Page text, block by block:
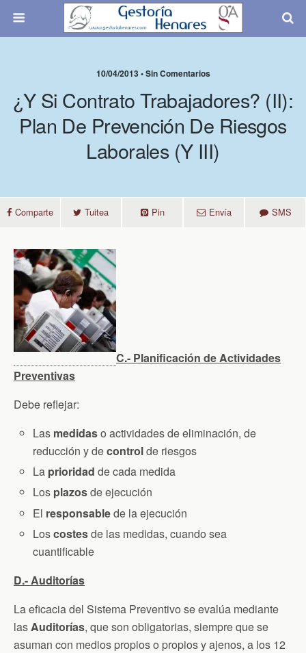
10/04/2013 • Sin Comentarios
¿Y Si Contrato Trabajadores? (II):
Plan De Prevención De Riesgos
Laborales (y III)
Comparte Tuitea Pin Envía SMS
C.- Planificación de Actividades
Preventivas
Debe reflejar:
Las medidaso actividades de eliminación, de
reducción y decontrolde riesgos
La prioridad de cada medida
Los plazosde ejecución
El responsablede la ejecución
Loscostesde las medidas, cuando sea
cuantificable
D.- Auditorías
La eficacia del Sistema Preventivo se evalúa mediante
lasAuditorías, que son obligatorias, siempre que se
asuman con medios propios o propios y ajenos, a los 12